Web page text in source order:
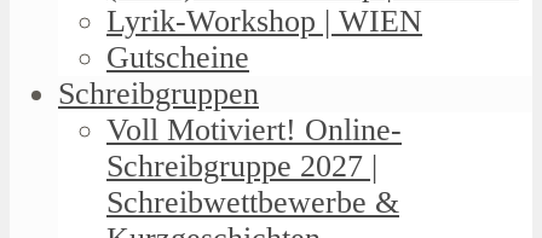
Lyrik-Workshop | WIEN
Gutscheine
Schreibgruppen
Voll Motiviert! Online-
Schreibgruppe 2027 |
Schreibwettbewerbe &